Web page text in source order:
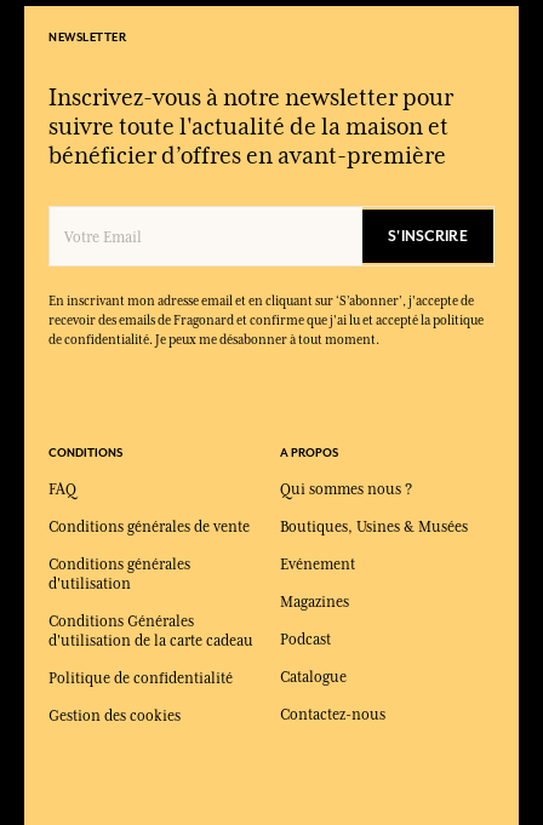
NEWSLETTER
Inscrivez-vous à notre newsletter pour
suivre toute l'actualité de la maison et
bénéficier d’offres en avant-première
S'INSCRIRE
En inscrivant mon adresse email et en cliquant sur ‘S’abonner’, j'accepte de
recevoir des emails de Fragonard et confirme que j'ai lu et accepté la politique
de confidentialité. Je peux me désabonner à tout moment.
CONDITIONS
FAQ
Conditions générales de vente
Conditions générales
d'utilisation
Conditions Générales
d'utilisation de la carte cadeau
Politique de confidentialité
Gestion des cookies
A PROPOS
Qui sommes nous ?
Boutiques, Usines & Musées
Evénement
Magazines
Podcast
Catalogue
Contactez-nous